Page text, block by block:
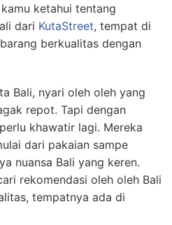
ketahui tentang
dari KutaStreet, tempat di
berkualitas dengan
Bali, nyari oleh oleh yang
repot. Tapi dengan
khawatir lagi. Mereka
dari pakaian sampe
nuansa Bali yang keren.
rekomendasi oleh oleh Bali
tempatnya ada di